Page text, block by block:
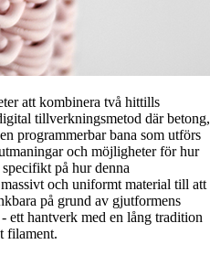
att kombinera två hittills
tillverkningsmetod där betong,
programmerbar bana som utförs
och möjligheter för hur
på hur denna
och uniformt material till att
på grund av gjutformens
ett hantverk med en lång tradition
filament.